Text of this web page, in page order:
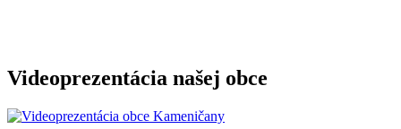
Videoprezentácia našej obce